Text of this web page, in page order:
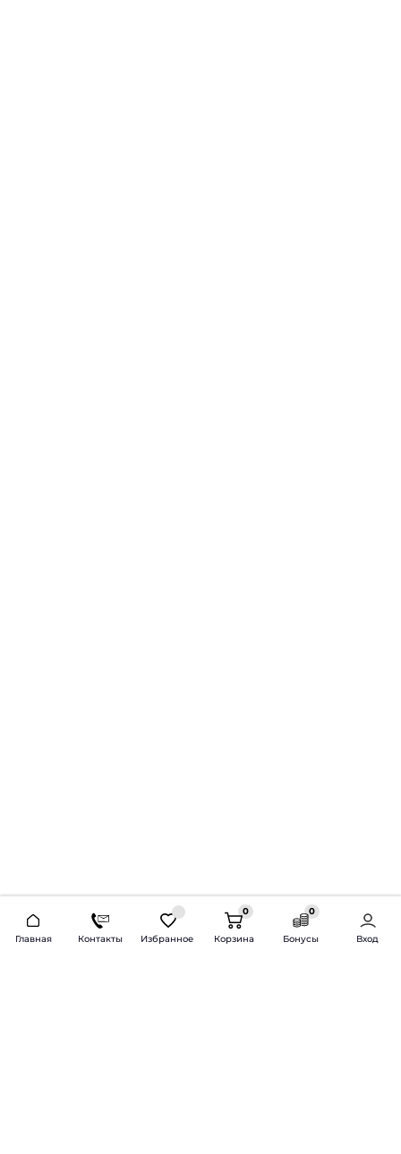
Главная Контакты Избранное
0
Корзина
0
Бонусы Вход
2026 © Продажа и установка автозвука.
Доставка по всей России и СНГ